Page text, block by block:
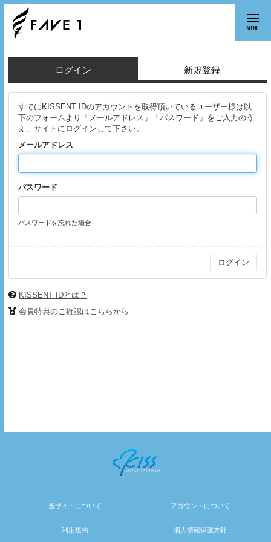
MENU
ログイン 新規登録
すでにKISSENT IDのアカウントを取得頂いているユーザー様は以
下のフォームより「メールアドレス」「パスワード」をご入力のう
え、サイトにログインして下さい。
メールアドレス
パスワード
パスワードを忘れた場合
KISSENT IDとは？
会員特典のご確認はこちらから
当サイトについて アカウントについて
利用規約 個人情報保護方針